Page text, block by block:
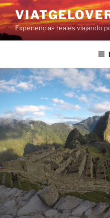
Saltar
al
contenido
Experiencias reales viajando